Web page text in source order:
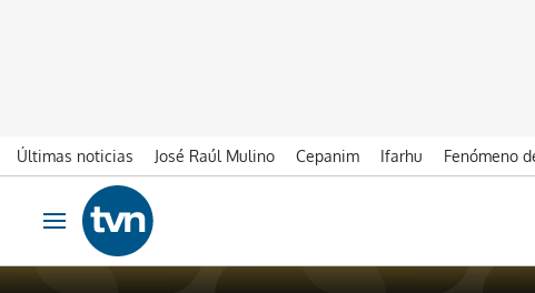
Últimas noticias José Raúl Mulino Cepanim Ifarhu Fenómeno
Ir al contenido
Obrir navegació